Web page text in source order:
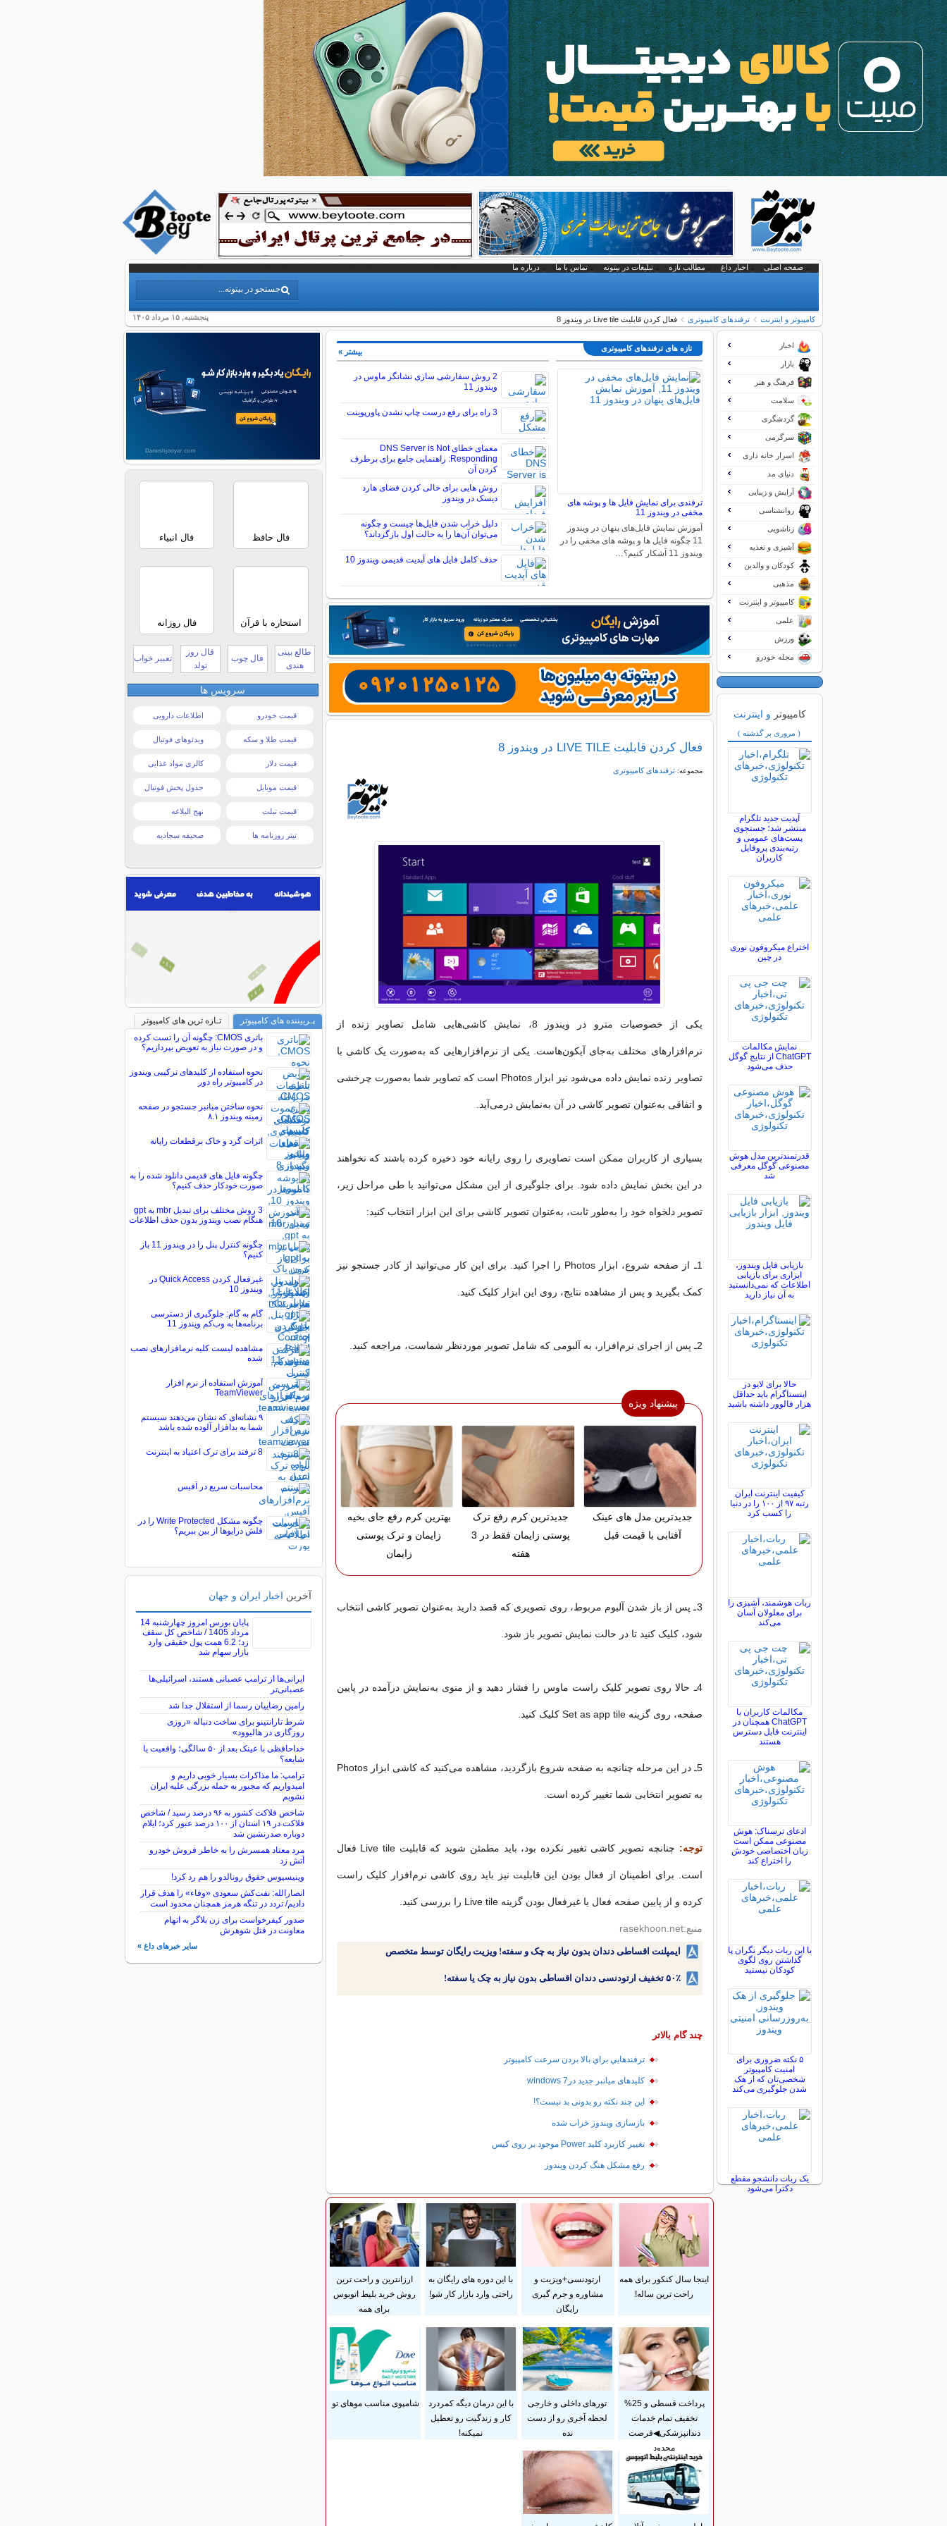
صفحه اصلی اخبار داغ مطالب تازه تبلیغات در بیتوته تماس با ما درباره ما
پنجشنبه, ۱۵ مرداد ۱۴۰۵ کامپیوتر و اینترنت ترفندهای کامپیوتری فعال کردن قابلیت Live tile در ویندوز 8
تازه های ترفندهای کامپیوتری
ترفندی برای نمایش فایل ها و پوشه های
مخفی در ویندوز 11
آموزش نمایش فایل‌های پنهان در ویندوز
11 چگونه فایل ها و پوشه های مخفی را در
ویندوز 11 آشکار کنیم؟…
2 روش سفارشی سازی نشانگر ماوس در
ویندوز 11
3 راه برای رفع درست چاپ نشدن پاورپوینت
معمای خطای DNS Server is Not
Responding: راهنمایی جامع برای برطرف
کردن آن
روش هایی برای خالی کردن فضای هارد
دیسک در ویندوز
دلیل خراب شدن فایل‌ها چیست و چگونه
می‌توان آن‌ها را به حالت اول بازگرداند؟
حذف کامل فایل های آپدیت قدیمی ویندوز 10
بیشتر »
فعال کردن قابلیت LIVE TILE در ویندوز 8
مجموعه:ترفندهای کامپیوتری
یکی از خصوصیات مترو در ویندوز 8، نمایش کاشی‌هایی شامل تصاویر زنده از
نرم‌افزارهای مختلف به‌جای آیکون‌هاست. یکی از نرم‌افزارهایی که به‌صورت یک کاشی با
تصاویر زنده نمایش داده می‌شود نیز ابزار Photos است که تصاویر شما به‌صورت چرخشی
و اتفاقی به‌عنوان تصویر کاشی در آن به‌نمایش درمی‌آید.
بسیاری از کاربران ممکن است تصاویری را روی رایانه خود ذخیره کرده باشند که نخواهند
در این بخش نمایش داده شود. برای جلوگیری از این مشکل می‌توانید با طی مراحل زیر،
تصویر دلخواه خود را به‌طور ثابت، به‌عنوان تصویر کاشی برای این ابزار انتخاب کنید:
1ـ از صفحه شروع، ابزار Photos را اجرا کنید. برای این کار می‌توانید از کادر جستجو نیز
کمک بگیرید و پس از مشاهده نتایج، روی این ابزار کلیک کنید.
2ـ پس از اجرای نرم‌افزار، به آلبومی که شامل تصویر موردنظر شماست، مراجعه کنید.
پیشنهاد ویژه
جدیدترین مدل های عینک
آفتابی با قیمت قبل
جدیدترین کرم رفع ترک
پوستی زایمان فقط در 3
هفته
بهترین کرم رفع جای بخیه
زایمان و ترک پوستی
زایمان
3ـ پس از باز شدن آلبوم مربوط، روی تصویری که قصد دارید به‌عنوان تصویر کاشی انتخاب
شود، کلیک کنید تا در حالت نمایش تصویر باز شود.
4ـ حالا روی تصویر کلیک راست ماوس را فشار دهید و از منوی به‌نمایش درآمده در پایین
صفحه، روی گزینه Set as app tile کلیک کنید.
5ـ در این مرحله چنانچه به صفحه شروع بازگردید، مشاهده می‌کنید که کاشی ابزار Photos
به تصویر انتخابی شما تغییر کرده است.
توجه: چنانچه تصویر کاشی تغییر نکرده بود، باید مطمئن شوید که قابلیت Live tile فعال
است. برای اطمینان از فعال بودن این قابلیت نیز ‌باید روی کاشی نرم‌افزار کلیک راست
کرده و از پایین صفحه فعال یا غیرفعال بودن گزینه Live tile را بررسی کنید.
منبع:rasekhoon.net
ایمپلنت اقساطی دندان بدون نیاز به چک و سفته! ویزیت رایگان توسط متخصص
۵۰٪ تخفیف ارتودنسی دندان اقساطی بدون نیاز به چک یا سفته!
چند گام بالاتر
ترفندهايي براي بالا بردن سرعت کامپیوتر
کلیدهای میانبر جدید درwindows 7
این چند نکته رو بدونی بد نیست؟!
بازسازی ویندوز خراب شده
تغییر کاربرد کلید Power موجود بر روی کیس
رفع مشکل هنگ کردن ویندوز
اینجا سال کنکور برای همه
راحت ترین ساله!
ارتودنسی+ویزیت و
مشاوره و جرم گیری
رایگان
با این دوره های رایگان به
راحتی وارد بازار کار شو!
ارزانترین و راحت ترین
روش خرید بلیط اتوبوس
برای همه
پرداخت قسطی و 25%
تخفیف تمام خدمات
دندانپزشکی◀فرصت
محدود
تورهای داخلی و خارجی
لحظه آخری رو از دست
نده
با این درمان دیگه کمردرد
کار و زندگیت رو تعطیل
نمیکنه!
شامپوی مناسب موهای تو
اخبار
بازار
فرهنگ و هنر
سلامت
گردشگری
سرگرمی
اسرار خانه داری
دنیای مد
آرایش و زیبایی
روانشناسی
زناشویی
آشپزی و تغذیه
کودکان و والدین
مذهبی
کامپیوتر و اینترنت
علمی
ورزش
مجله خودرو
کامپیوتر و اینترنت
( مروری بر گذشته )
آپدیت جدید تلگرام
منتشر شد؛ جستجوی
پست‌های عمومی و
رتبه‌بندی پروفایل
کاربران
اختراع میکروفون نوری
در چین
نمایش مکالمات
ChatGPT از نتایج گوگل
حذف می‌شود
قدرتمندترین مدل هوش
مصنوعی گوگل معرفی
شد
بازیابی فایل ویندوز،
ابزاری برای بازیابی
اطلاعات که نمی‌دانستید
به آن نیاز دارید
حالا برای لایو در
اینستاگرام باید حداقل
هزار فالوور داشته باشید
کیفیت اینترنت ایران
رتبه ۹۷ از ۱۰۰ را در دنیا
را کسب کرد
ربات هوشمند، آشپزی را
برای معلولان آسان
می‌کند
مکالمات کاربران با
ChatGPT همچنان در
اینترنت قابل دسترس
هستند
ادعای ترسناک: هوش
مصنوعی ممکن است
زبان اختصاصی خودش
را اختراع کند
با این ربات دیگر نگران پا
گذاشتن روی لگوی
کودکان نیستید
۵ نکته ضروری برای
امنیت کامپیوتر
شخصی‌تان که از هک
شدن جلوگیری می‌کند
یک ربات دانشجو مقطع
دکترا می‌شود
فال حافظ فال انبیاء
استخاره با قرآن فال روزانه
طالع بینی
هندی
فال چوب
فال روز
تولد
تعبیر خواب
سرویس ها
قیمت خودرو اطلاعات دارویی
قیمت طلا و سکه ویدئوهای فوتبال
قیمت دلار کالری مواد غذایی
قیمت موبایل جدول پخش فوتبال
قیمت تبلت نهج البلاغه
تیتر روزنامه ها صحیفه سجادیه
پـربیننده های کامپیوتر
تـازه ترین های کامپیوتر
باتری CMOS: چگونه آن را تست کرده
و در صورت نیاز به تعویض بپردازیم؟
نحوه استفاده از کلیدهای ترکیبی ویندوز
در کامپیوتر راه دور
نحوه ساختن میانبر جستجو در صفحه
زمینه ویندوز ۸.۱
اثرات گرد و خاک برقطعات رایانه
چگونه فایل های قدیمی دانلود شده را به
صورت خودکار حذف کنیم؟
3 روش مختلف برای تبدیل mbr به gpt
هنگام نصب ویندوز بدون حذف اطلاعات
چگونه کنترل پنل را در ویندوز 11 باز
کنیم؟
غیرفعال کردن Quick Access در
ویندوز 10
گام به گام: جلوگیری از دسترسی
برنامه‌ها به وب‌کم ویندوز 11
مشاهده لیست کلیه نرم‏افزارهای نصب
شده
آموزش استفاده از نرم افزار
TeamViewer
۹ نشانه‌ای که نشان می‌دهند سیستم
شما به بدافزار آلوده شده باشد
8 ترفند برای ترک اعتیاد به اینترنت
محاسبات سریع در آفیس
چگونه مشکل Write Protected را در
فلش درایو‌ها از بین ببریم؟
آخرین اخبار ایران و جهان
پایان بورس امروز چهارشنبه 14
مرداد 1405 / شاخص کل سقف
زد؛ 6.2 همت پول حقیقی وارد
بازار سهام شد
ایرانی‌ها از ترامپ عصبانی هستند، اسرائیلی‌ها
عصبانی‌تر
رامین رضاییان رسما از استقلال جدا شد
شرط تارانتینو برای ساخت دنباله «روزی
روزگاری در هالیوود»
خداحافظی با عینک بعد از ۵۰ سالگی؛ واقعیت یا
شایعه؟
ترامپ: ما مذاکرات بسیار خوبی داریم و
امیدواریم که مجبور به حمله بزرگی علیه ایران
نشویم
شاخص فلاکت کشور به ۹۶ درصد رسید / شاخص
فلاکت در ۱۹ استان از ۱۰۰ درصد عبور کرد؛ ایلام
دوباره صدرنشین شد
مرد معتاد همسرش را به خاطر فروش خودرو
آتش زد
وینیسیوس حقوق رونالدو را هم رد کرد!
انصارالله: نفت‌کش سعودی «وفاء» را هدف قرار
دادیم/ تردد در تنگه هرمز همچنان محدود است
صدور کیفرخواست برای زن بلاگر به اتهام
معاونت در قتل شوهرش
سایر خبرهای داغ »